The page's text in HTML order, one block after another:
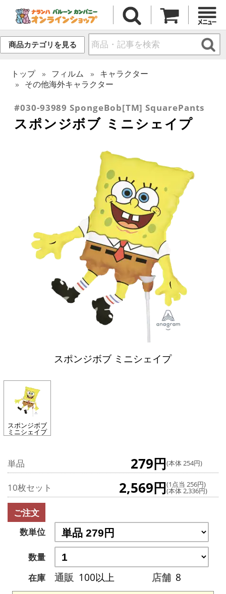
商品カテゴリを見る
トップ フィルム
キャラクター
その他海外キャラクター
#030-93989 SpongeBob[TM] SquarePants
スポンジボブ ミニシェイプ
スポンジボブ ミニシェイプ
スポンジボブ
ミニシェイプ
単品 279円(本体 254円)
10枚セット 2,569円(1点当 256円)
(本体 2,336円)
ご注文
数単位
数量
在庫
通販 100以上 店舗 8